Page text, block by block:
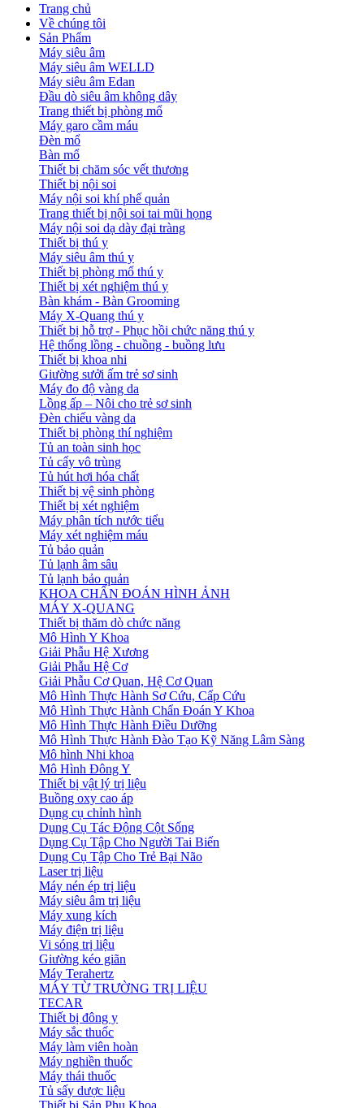
Trang chủ
Về chúng tôi
Sản Phẩm
Máy siêu âm
Máy siêu âm WELLD
Máy siêu âm Edan
Đầu dò siêu âm không dây
Trang thiết bị phòng mổ
Máy garo cầm máu
Đèn mổ
Bàn mổ
Thiết bị chăm sóc vết thương
Thiết bị nội soi
Máy nội soi khí phế quản
Trang thiết bị nội soi tai mũi họng
Máy nội soi dạ dày đại tràng
Thiết bị thú y
Máy siêu âm thú y
Thiết bị phòng mổ thú y
Thiết bị xét nghiệm thú y
Bàn khám - Bàn Grooming
Máy X-Quang thú y
Thiết bị hỗ trợ - Phục hồi chức năng thú y
Hệ thống lồng - chuồng - buồng lưu
Thiết bị khoa nhi
Giường sưởi ấm trẻ sơ sinh
Máy đo độ vàng da
Lồng ấp – Nôi cho trẻ sơ sinh
Đèn chiếu vàng da
Thiết bị phòng thí nghiệm
Tủ an toàn sinh học
Tủ cấy vô trùng
Tủ hút hơi hóa chất
Thiết bị vệ sinh phòng
Thiết bị xét nghiệm
Máy phân tích nước tiểu
Máy xét nghiệm máu
Tủ bảo quản
Tủ lạnh âm sâu
Tủ lạnh bảo quản
KHOA CHẨN ĐOÁN HÌNH ẢNH
MÁY X-QUANG
Thiết bị thăm dò chức năng
Mô Hình Y Khoa
Giải Phẫu Hệ Xương
Giải Phẫu Hệ Cơ
Giải Phẫu Cơ Quan, Hệ Cơ Quan
Mô Hình Thực Hành Sơ Cứu, Cấp Cứu
Mô Hình Thực Hành Chẩn Đoán Y Khoa
Mô Hình Thực Hành Điều Dưỡng
Mô Hình Thực Hành Đào Tạo Kỹ Năng Lâm Sàng
Mô hình Nhi khoa
Mô Hình Đông Y
Thiết bị vật lý trị liệu
Buồng oxy cao áp
Dụng cụ chỉnh hình
Dụng Cụ Tác Động Cột Sống
Dụng Cụ Tập Cho Người Tai Biến
Dụng Cụ Tập Cho Trẻ Bại Não
Laser trị liệu
Máy nén ép trị liệu
Máy siêu âm trị liệu
Máy xung kích
Máy điện trị liệu
Vi sóng trị liệu
Giường kéo giãn
Máy Terahertz
MÁY TỪ TRƯỜNG TRỊ LIỆU
TECAR
Thiết bị đông y
Máy sắc thuốc
Máy làm viên hoàn
Máy nghiền thuốc
Máy thái thuốc
Tủ sấy dược liệu
Thiết bị Sản Phụ Khoa